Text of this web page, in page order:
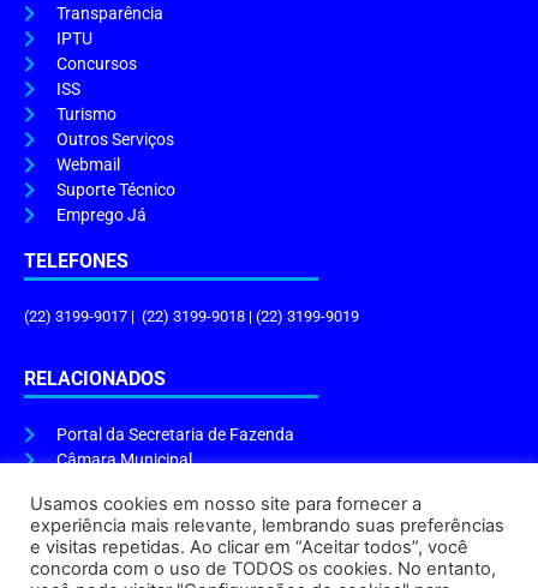
Transparência
IPTU
Concursos
ISS
Turismo
Outros Serviços
Webmail
Suporte Técnico
Emprego Já
TELEFONES
(22) 3199-9017 | (22) 3199-9018 | (22) 3199-9019
RELACIONADOS
Portal da Secretaria de Fazenda
Câmara Municipal
ENDEREÇO E HORÁRIO
Endereço:Praça Tiradentes, s/n – Centro, Cabo Frio – RJ, 28906-290
Usamos cookies em nosso site para fornecer a
experiência mais relevante, lembrando suas preferências
e visitas repetidas. Ao clicar em “Aceitar todos”, você
concorda com o uso de TODOS os cookies. No entanto,